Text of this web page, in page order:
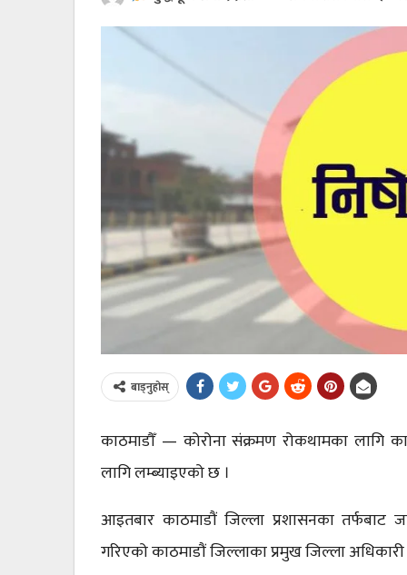
बाड्नुहोस्
काठमाडौँ — कोरोना संक्रमण रोकथामका लागि
लागि लम्ब्याइएको छ ।
आइतबार काठमाडौं जिल्ला प्रशासनका तर्फबाट
गरिएको काठमाडौं जिल्लाका प्रमुख जिल्ला